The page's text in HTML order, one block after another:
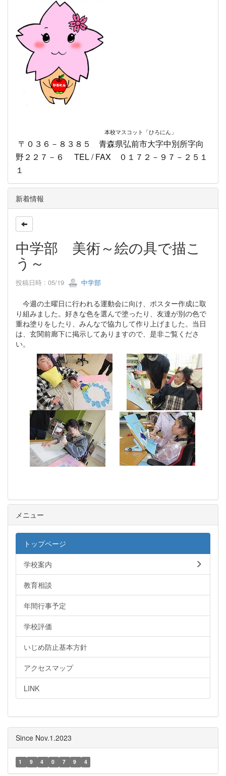
本校マスコット 「ひろにん」
〒０３６－８３８５ 青森県弘前市大字中別所字向
野２２７－６ TEL / FAX ０１７２－９７－２５１
１
新着情報
中学部 美術～絵の具で描こ
う～
投稿日時 : 05/19 中学部
今週の土曜日に行われる運動会に向け、ポスター作成に取
り組みました。好きな色を選んで塗ったり、友達が別の色で
重ね塗りをしたり、みんなで協力して作り上げました。当日
は、玄関前廊下に掲示してありますので、是非ご覧くださ
い。
メニュー
トップページ
学校案内
教育相談
年間行事予定
学校評価
いじめ防止基本方針
アクセスマップ
LINK
Since Nov.1.2023
1 9 4 0 7 9 4